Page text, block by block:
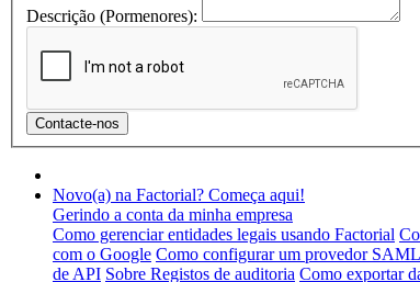
Descrição (Pormenores):
Novo(a) na Factorial? Começa aqui!
Gerindo a conta da minha empresa
Como gerenciar entidades legais usando Factorial
com o Google Como configurar um provedor
de API Sobre Registos de auditoria Como exportar